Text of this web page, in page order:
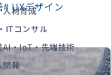
お問い合わせ
# UXデザイン
人材育成
ITコンサル
AI・IoT・先端技術
開発